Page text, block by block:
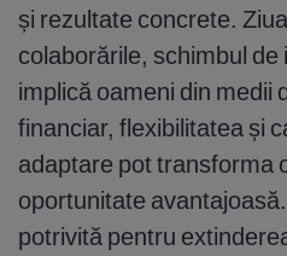
și rezultate concrete.
colaborările, schimbul de
implică oameni din medii
financiar, flexibilitatea și
adaptare pot transforma
oportunitate
potrivită pentru